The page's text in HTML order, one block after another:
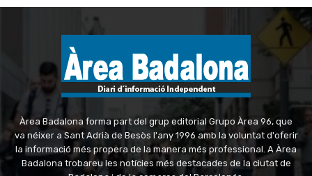
Àrea Badalona forma part del grup editorial Grupo Àrea 96, que
va néixer a Sant Adrià de Besòs l'any 1996 amb la voluntat d'oferir
la informació més propera de la manera més professional. A Àrea
Badalona trobareu les notícies més destacades de la ciutat de